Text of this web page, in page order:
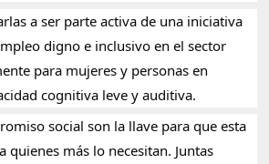
a ser parte activa de una iniciativa
digno e inclusivo en el sector
para mujeres y personas en
cognitiva leve y auditiva.
social son la llave para que esta
quienes más lo necesitan. Juntas